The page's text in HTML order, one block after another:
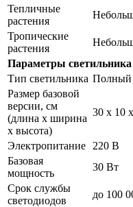
Тепличные
растения
Тропические
растения
Параметры светильника
Тип светильника Полный
Размер базовой
версии, см
(длина х ширина
х высота)
30 х 10
Электропитание
220 В
Базовая
мощность
30 Вт
Срок службы
светодиодов
до 100